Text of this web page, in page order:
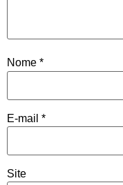
Nome *
E-mail *
Site